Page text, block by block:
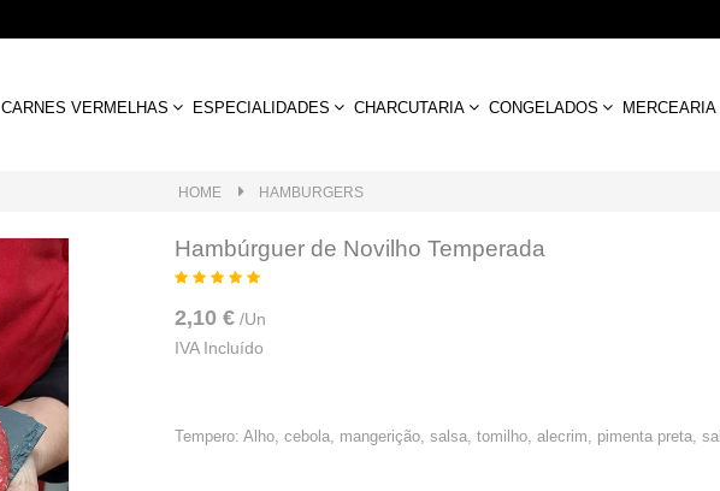
CARNES VERMELHAS ESPECIALIDADES CHARCUTARIA CONGELADOS MERCEARIA
HOME HAMBURGERS
Hambúrguer de Novilho Temperada
2,10 € /Un
IVA Incluído
Tempero: Alho, cebola, mangerição, salsa, tomilho, alecrim, pimenta preta, sal